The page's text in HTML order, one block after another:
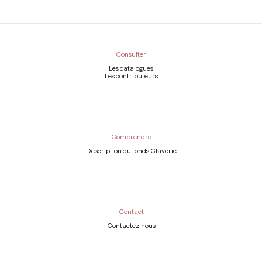
Consulter
Les catalogues
Les contributeurs
Comprendre
Description du fonds Claverie
Contact
Contactez-nous